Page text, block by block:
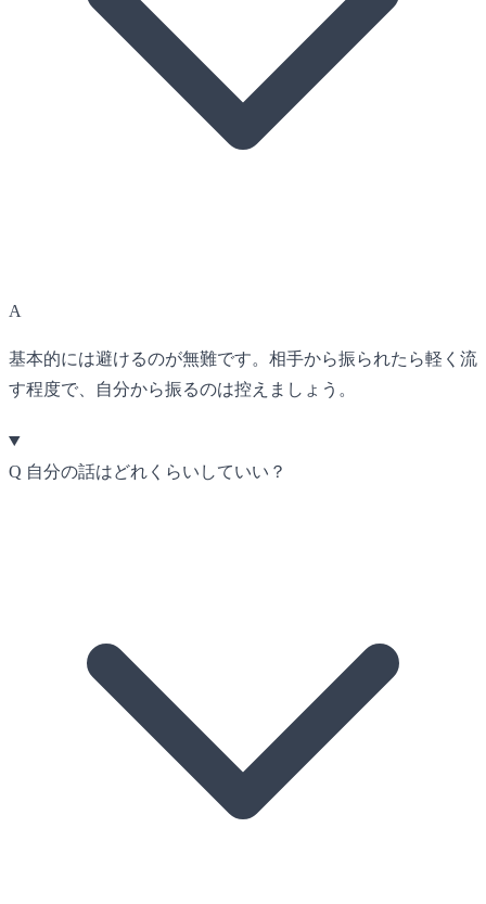
A
基本的には避けるのが無難です。相手から振られたら軽く流
す程度で、自分から振るのは控えましょう。
Q 自分の話はどれくらいしていい？